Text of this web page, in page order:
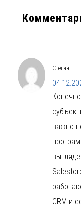
Степан:
важно
CRM и